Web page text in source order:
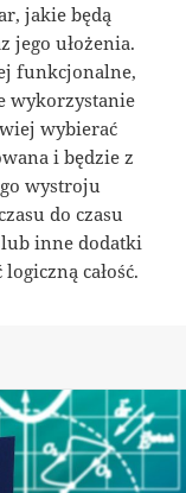
jakie będą
jego ułożenia.
funkcjonalne,
wykorzystanie
wybierać
i będzie z
wystroju
do czasu
inne dodatki
całość.